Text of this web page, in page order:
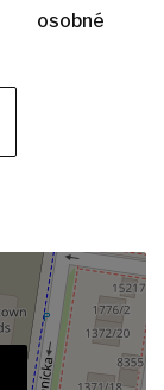
osobné